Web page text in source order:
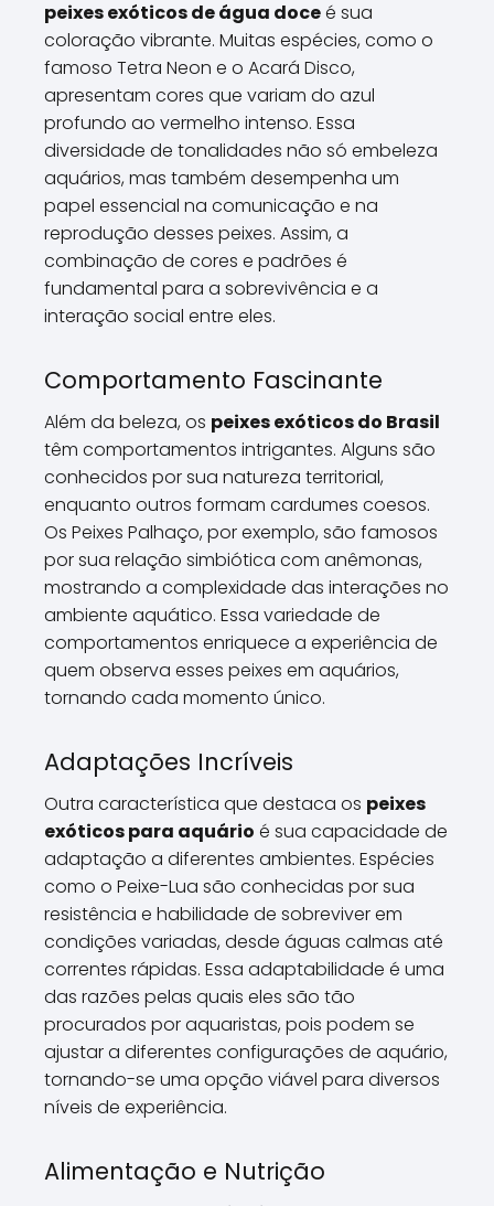
peixes exóticos de água doceé sua
coloração vibrante. Muitas espécies, como o
famoso Tetra Neon e o Acará Disco,
apresentam cores que variam do azul
profundo ao vermelho intenso. Essa
diversidade de tonalidades não só embeleza
aquários, mas também desempenha um
papel essencial na comunicação e na
reprodução desses peixes. Assim, a
combinação de cores e padrões é
fundamental para a sobrevivência e a
interação social entre eles.
Comportamento Fascinante
Além da beleza, os peixes exóticos do Brasil
têm comportamentos intrigantes. Alguns são
conhecidos por sua natureza territorial,
enquanto outros formam cardumes coesos.
Os Peixes Palhaço, por exemplo, são famosos
por sua relação simbiótica com anêmonas,
mostrando a complexidade das interações no
ambiente aquático. Essa variedade de
comportamentos enriquece a experiência de
quem observa esses peixes em aquários,
tornando cada momento único.
Adaptações Incríveis
Outra característica que destaca os peixes
exóticos para aquário é sua capacidade de
adaptação a diferentes ambientes. Espécies
como o Peixe-Lua são conhecidas por sua
resistência e habilidade de sobreviver em
condições variadas, desde águas calmas até
correntes rápidas. Essa adaptabilidade é uma
das razões pelas quais eles são tão
procurados por aquaristas, pois podem se
ajustar a diferentes configurações de aquário,
tornando-se uma opção viável para diversos
níveis de experiência.
Alimentação e Nutrição